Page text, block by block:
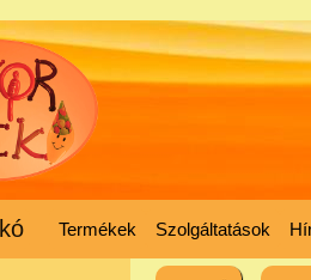
Termékek Szolgáltatások